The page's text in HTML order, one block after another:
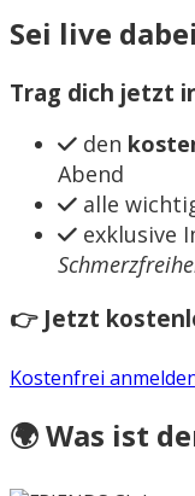
Sei live
Trag dich jetzt
den
Abend
alle
exklusive
👉 Jetzt
Kostenfrei
🌍 Was ist